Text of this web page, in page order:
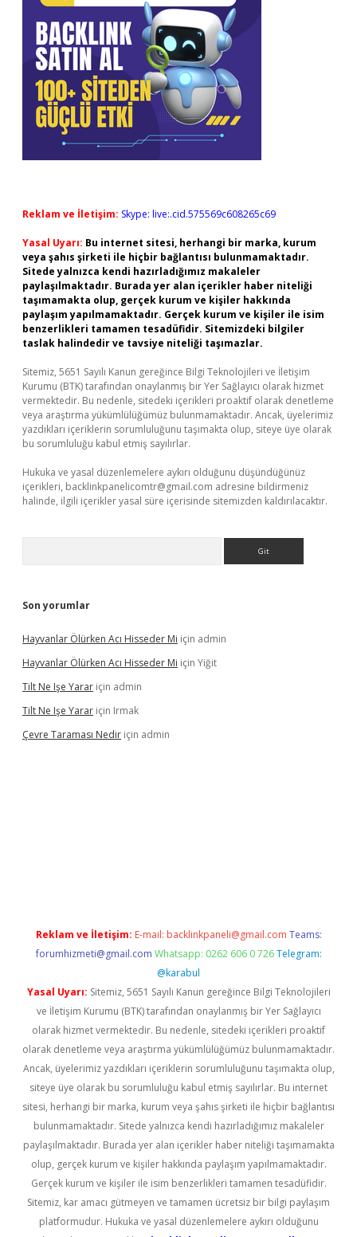
Reklam ve İletişim: Skype: live:.cid.575569c608265c69
Yasal Uyarı: Bu internet sitesi, herhangi bir marka, kurum
veya şahıs şirketi ile hiçbir bağlantısı bulunmamaktadır.
Sitede yalnızca kendi hazırladığımız makaleler
paylaşılmaktadır. Burada yer alan içerikler haber niteliği
taşımamakta olup, gerçek kurum ve kişiler hakkında
paylaşım yapılmamaktadır. Gerçek kurum ve kişiler ile isim
benzerlikleri tamamen tesadüfidir. Sitemizdeki bilgiler
taslak halindedir ve tavsiye niteliği taşımazlar.
Sitemiz, 5651 Sayılı Kanun gereğince Bilgi Teknolojileri ve İletişim
Kurumu (BTK) tarafından onaylanmış bir Yer Sağlayıcı olarak hizmet
vermektedir. Bu nedenle, sitedeki içerikleri proaktif olarak denetleme
veya araştırma yükümlülüğümüz bulunmamaktadır. Ancak, üyelerimiz
yazdıkları içeriklerin sorumluluğunu taşımakta olup, siteye üye olarak
bu sorumluluğu kabul etmiş sayılırlar.
Hukuka ve yasal düzenlemelere aykırı olduğunu düşündüğünüz
içerikleri, backlinkpanelicomtr@gmail.com adresine bildirmeniz
halinde, ilgili içerikler yasal süre içerisinde sitemizden kaldırılacaktır.
Son yorumlar
Hayvanlar Ölürken Acı Hisseder Mi için admin
Hayvanlar Ölürken Acı Hisseder Mi için Yiğit
Tilt Ne Işe Yarar için admin
Tilt Ne Işe Yarar için Irmak
Çevre Taraması Nedir için admin
Reklam ve İletişim: E-mail: backlinkpaneli@gmail.com Teams:
forumhizmeti@gmail.com Whatsapp: 0262 606 0 726 Telegram:
@karabul
Yasal Uyarı: Sitemiz, 5651 Sayılı Kanun gereğince Bilgi Teknolojileri
ve İletişim Kurumu (BTK) tarafından onaylanmış bir Yer Sağlayıcı
olarak hizmet vermektedir. Bu nedenle, sitedeki içerikleri proaktif
olarak denetleme veya araştırma yükümlülüğümüz bulunmamaktadır.
Ancak, üyelerimiz yazdıkları içeriklerin sorumluluğunu taşımakta olup,
siteye üye olarak bu sorumluluğu kabul etmiş sayılırlar. Bu internet
sitesi, herhangi bir marka, kurum veya şahıs şirketi ile hiçbir bağlantısı
bulunmamaktadır. Sitede yalnızca kendi hazırladığımız makaleler
paylaşılmaktadır. Burada yer alan içerikler haber niteliği taşımamakta
olup, gerçek kurum ve kişiler hakkında paylaşım yapılmamaktadır.
Gerçek kurum ve kişiler ile isim benzerlikleri tamamen tesadüfidir.
Sitemiz, kar amacı gütmeyen ve tamamen ücretsiz bir bilgi paylaşım
platformudur. Hukuka ve yasal düzenlemelere aykırı olduğunu